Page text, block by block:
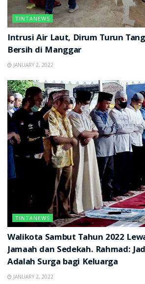
TINTANEWS
Intrusi Air Laut, Dirum Turun
Bersih di Manggar
JANUARY 2, 2022
TINTANEWS
Walikota Sambut Tahun 2022
Jamaah dan Sedekah. Rahmad:
Adalah Surga bagi Keluarga
JANUARY 2, 2022